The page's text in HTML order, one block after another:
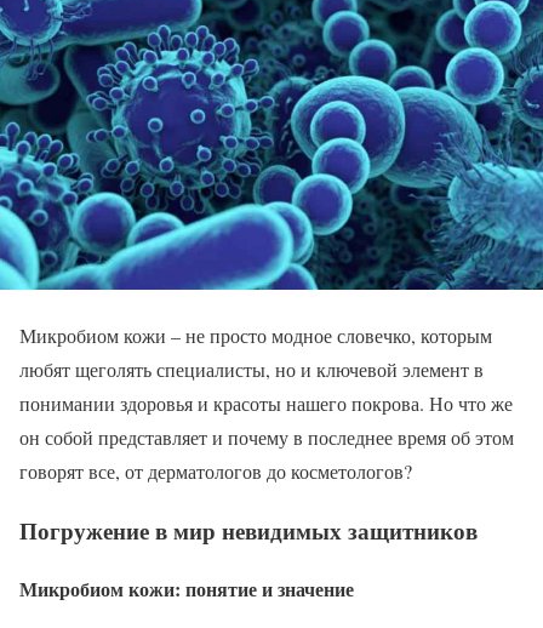
Микробиом кожи – не просто модное словечко, которым
любят щеголять специалисты, но и ключевой элемент в
понимании здоровья и красоты нашего покрова. Но что же
он собой представляет и почему в последнее время об этом
говорят все, от дерматологов до косметологов?
Погружение в мир невидимых защитников
Микробиом кожи: понятие и значение